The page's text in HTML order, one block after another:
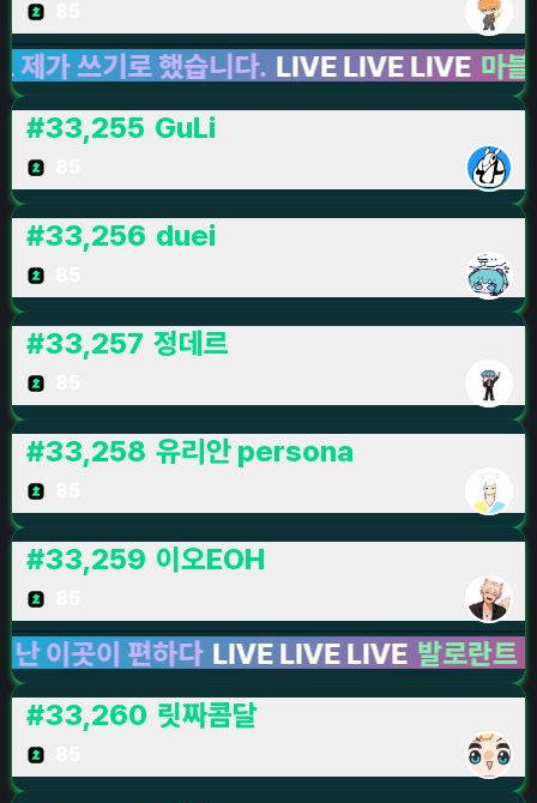
기로 했습니다. LIVE LIVE LIVE 마블 라이
#33,255 GuLi
#33,256 duei
#33,257 정데르
#33,258 유리안 persona
#33,259 이오EOH
이 편하다 LIVE LIVE LIVE 발로란트 LIVE
#33,260 릿짜콤달